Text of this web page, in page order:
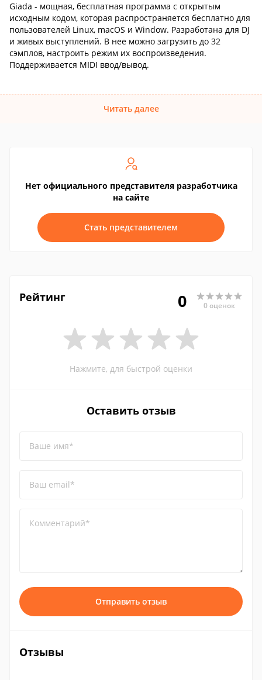
Giada - мощная, бесплатная программа с открытым
исходным кодом, которая распространяется бесплатно для
пользователей Linux, macOS и Window. Разработана для DJ
и живых выступлений. В нее можно загрузить до 32
сэмплов, настроить режим их воспроизведения.
Поддерживается MIDI ввод/вывод.
Читать далее
Нет официального представителя разработчика
на сайте
Стать представителем
Рейтинг 0 0 оценок
Нажмите, для быстрой оценки
Оставить отзыв
Ваше имя*
Ваш email*
Комментарий*
Отправить отзыв
Отзывы